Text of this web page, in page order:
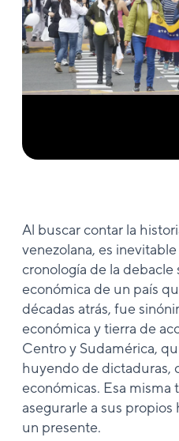
Al buscar contar la
venezolana, es
cronología de la debacle
económica de un país
décadas atrás, fue
económica y tierra de
Centro y Sudamérica,
huyendo de dictaduras,
económicas. Esa misma
asegurarle a sus
un presente.